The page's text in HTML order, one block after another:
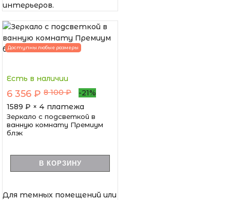
интерьеров.
Доступны любые размеры
Есть в наличии
6 356 ₽ 8 100 ₽
-21%
1589 ₽ × 4 платежа
Зеркало с подсветкой в
ванную комнату Премиум
блэк
В КОРЗИНУ
Для темных помещений или